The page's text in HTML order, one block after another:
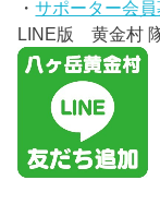
・サポーター会員
LINE版 黄金村